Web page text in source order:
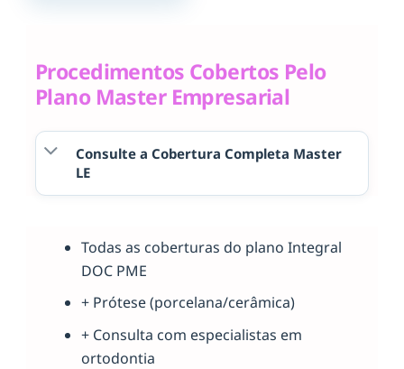
Procedimentos Cobertos Pelo
Plano Master Empresarial
Consulte a Cobertura Completa Master
LE
Todas as coberturas do plano Integral
DOC PME
+ Prótese (porcelana/cerâmica)
+ Consulta com especialistas em
ortodontia